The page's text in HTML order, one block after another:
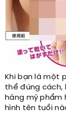
Khi bạn là một
thể đúng cách,
hãng mỹ phẩm
hình tên tuổi